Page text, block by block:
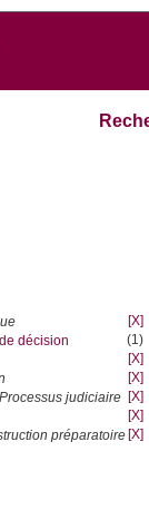
[X]
décision
(1)
[X]
[X]
judiciaire [X]
[X]
préparatoire [X]